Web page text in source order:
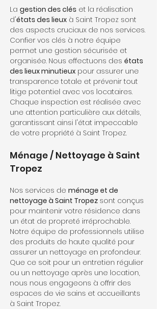
La gestion des clés et la réalisation
d'états des lieux à Saint Tropez sont
des aspects cruciaux de nos services.
Confier vos clés à notre équipe
permet une gestion sécurisée et
organisée. Nous effectuons des états
des lieux minutieux pour assurer une
transparence totale et prévenir tout
litige potentiel avec vos locataires.
Chaque inspection est réalisée avec
une attention particulière aux détails,
garantissant ainsi l'état impeccable
de votre propriété à Saint Tropez.
Ménage / Nettoyage à Saint
Tropez
Nos services de ménage et de
nettoyage à Saint Tropez sont conçus
pour maintenir votre résidence dans
un état de propreté irréprochable.
Notre équipe de professionnels utilise
des produits de haute qualité pour
assurer un nettoyage en profondeur.
Que ce soit pour un entretien régulier
ou un nettoyage après une location,
nous nous engageons à offrir des
espaces de vie sains et accueillants
à Saint Tropez.